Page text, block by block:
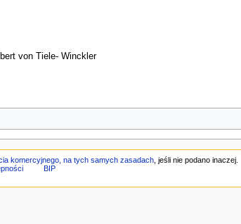
von Tiele- Winckler
komercyjnego, na tych samych zasadach, jeśli nie podano inaczej.
BIP